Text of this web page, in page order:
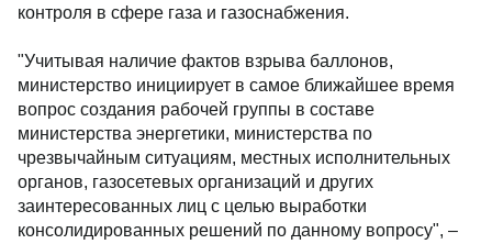
контроля в сфере газа и газоснабжения.
"Учитывая наличие фактов взрыва баллонов,
министерство инициирует в самое ближайшее время
вопрос создания рабочей группы в составе
министерства энергетики, министерства по
чрезвычайным ситуациям, местных исполнительных
органов, газосетевых организаций и других
заинтересованных лиц с целью выработки
консолидированных решений по данному вопросу", –